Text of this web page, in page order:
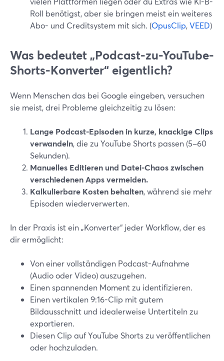
Roll benötigst, aber sie bringen meist ein weiteres
Abo- und Creditsystem mit sich. (OpusClip,VEED)
Was bedeutet „Podcast-zu-YouTube-
Shorts-Konverter“ eigentlich?
Wenn Menschen das bei Google eingeben, versuchen
sie meist, drei Probleme gleichzeitig zu lösen:
Lange Podcast-Episoden in kurze, knackige Clips
verwandeln, die zu YouTube Shorts passen (5–60
Sekunden).
Manuelles Editieren und Datei-Chaos zwischen
verschiedenen Apps vermeiden.
Kalkulierbare Kosten behalten, während sie mehr
Episoden wiederverwerten.
In der Praxis ist ein „Konverter“ jeder Workflow, der es
dir ermöglicht:
Von einer vollständigen Podcast-Aufnahme
(Audio oder Video) auszugehen.
Einen spannenden Moment zu identifizieren.
Einen vertikalen 9:16-Clip mit gutem
Bildausschnitt und idealerweise Untertiteln zu
exportieren.
Diesen Clip auf YouTube Shorts zu veröffentlichen
oder hochzuladen.